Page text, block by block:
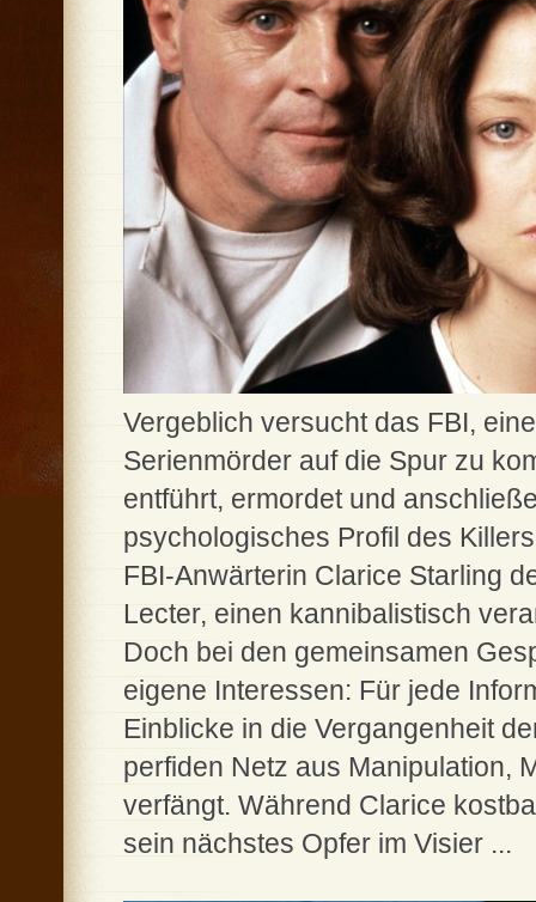
Vergeblich versucht das FBI,
Serienmörder auf die Spur zu
entführt, ermordet und
psychologisches Profil des
FBI-Anwärterin Clarice Starling
Lecter, einen kannibalistisch
Doch bei den gemeinsamen
eigene Interessen: Für jede
Einblicke in die Vergangenheit
perfiden Netz aus Manipulation,
verfängt. Während Clarice
sein nächstes Opfer im Visier ...